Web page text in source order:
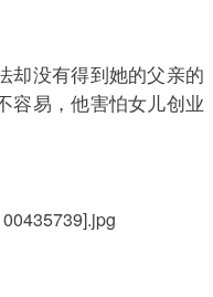
却没有得到她的父亲的
容易，他害怕女儿创业